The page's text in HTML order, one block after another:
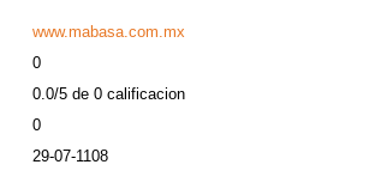
www.mabasa.com.mx
0
0.0/5 de 0 calificacion
0
29-07-1108